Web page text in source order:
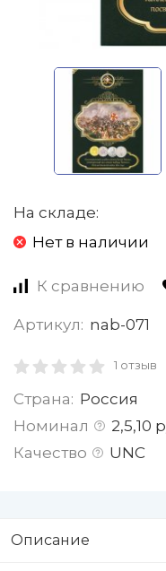
На складе:
Нет в наличии
К сравнению
Артикул: nab-071
1 отзыв
Страна: Россия
Номинал
2,5,10
Качество
UNC
Описание